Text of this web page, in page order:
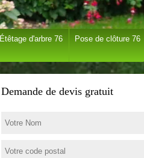
Étêtage d'arbre 76 Pose de clôture 76
Demande de devis gratuit